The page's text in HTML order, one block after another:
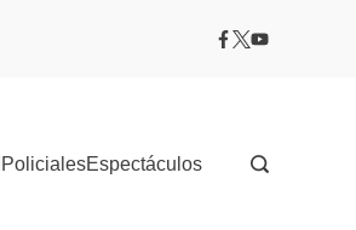
PolicialesEspectáculos